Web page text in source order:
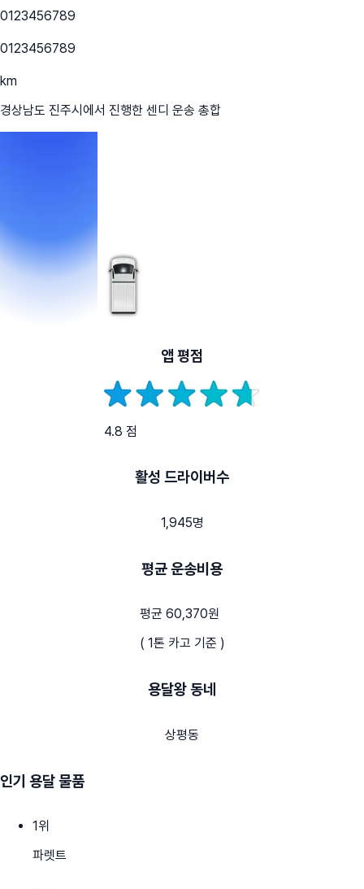
0123456789
0123456789
km
경상남도 진주시 에서 진행한 센디 운송 총합
앱 평점
4.8 점
활성 드라이버수
1,945명
평균 운송비용
평균 60,370원
( 1톤 카고 기준 )
용달왕 동네
상평동
인기 용달 물품
1위
파렛트